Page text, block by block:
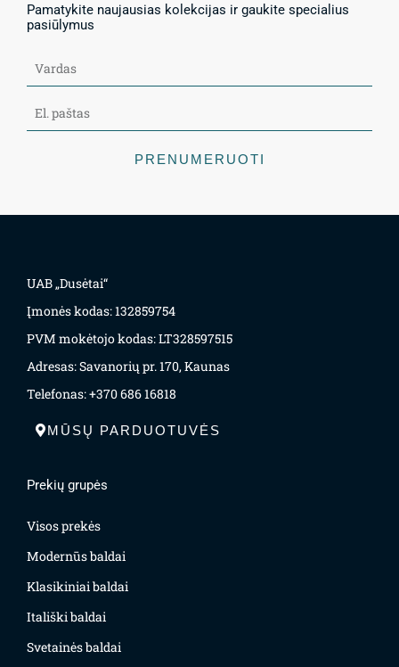
Pamatykite naujausias kolekcijas ir gaukite specialius
pasiūlymus
PRENUMERUOTI
UAB „Dusėtai“
Įmonės kodas: 132859754
PVM mokėtojo kodas: LT328597515
Adresas: Savanorių pr. 170, Kaunas
Telefonas: +370 686 16818
MŪSŲ PARDUOTUVĖS
Prekių grupės
Visos prekės
Modernūs baldai
Klasikiniai baldai
Itališki baldai
Svetainės baldai